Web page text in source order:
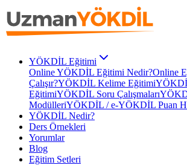
YÖKDİL Eğitimi
Online YÖKDİL Eğitimi Nedir?Online
Çalışır?YÖKDİL Kelime Eğitimi
EğitimiYÖKDİL Soru Çalışmaları
ModülleriYÖKDİL / e-YÖKDİL Puan
YÖKDİL Nedir?
Ders Örnekleri
Yorumlar
Blog
Eğitim Setleri